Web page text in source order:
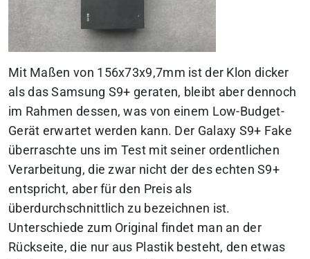
Mit Maßen von 156x73x9,7mm ist der Klon dicker
als das Samsung S9+ geraten, bleibt aber dennoch
im Rahmen dessen, was von einem Low-Budget-
Gerät erwartet werden kann. Der Galaxy S9+ Fake
überraschte uns im Test mit seiner ordentlichen
Verarbeitung, die zwar nicht der des echten S9+
entspricht, aber für den Preis als
überdurchschnittlich zu bezeichnen ist.
Unterschiede zum Original findet man an der
Rückseite, die nur aus Plastik besteht, den etwas